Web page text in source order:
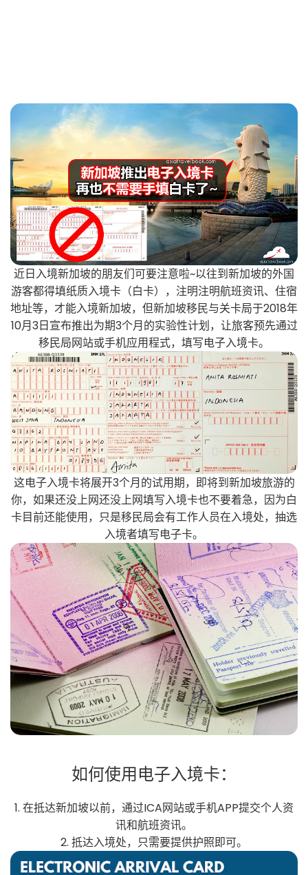
近日入境新加坡的朋友们可要注意啦~以往到新加坡的外国
游客都得填纸质入境卡（白卡），注明注明航班资讯、住宿
地址等，才能入境新加坡，但新加坡移民与关卡局于2018年
10月3日宣布推出为期3个月的实验性计划，让旅客预先通过
移民局网站或手机应用程式，填写电子入境卡。
这电子入境卡将展开3个月的试用期，即将到新加坡旅游的
你，如果还没上网还没上网填写入境卡也不要着急，因为白
卡目前还能使用，只是移民局会有工作人员在入境处，抽选
入境者填写电子卡。
如何使用电子入境卡：
1. 在抵达新加坡以前，通过ICA网站或手机APP提交个人资
讯和航班资讯。
2. 抵达入境处，只需要提供护照即可。